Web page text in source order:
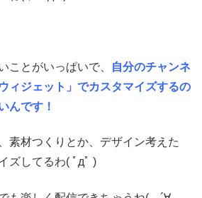
ことがいっぱいで、
自分のチャンネ
ィジェット」でカスタマイズするの
んです！
素材つくりとか、デザイン考えた
ズしてるわ( ﾟдﾟ )